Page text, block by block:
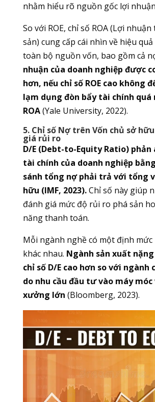
nhằm hiểu rõ nguồn gốc lợi
So với ROE, chỉ số ROA (Lợi
sản) cung cấp cái nhìn về hiệu
toàn bộ nguồn vốn, bao gồm cả
nhuận của doanh nghiệp được
hơn, nếu chỉ số ROE cao không
lạm dụng đòn bẩy tài chính quá
ROA(Yale University, 2022).
5. Chỉ số Nợ trên Vốn chủ sở
giá rủi ro
D/E (Debt-to-Equity Ratio) phản
tài chính của doanh nghiệp
sánh tổng nợ phải trả với tổng
hữu (IMF, 2023).Chỉ số này giúp
đánh giá mức độ rủi ro phá sản
năng thanh toán.
Mỗi ngành nghề có một định mức
khác nhau. Ngành sản xuất
chỉ số D/E cao hơn so với ngành
do nhu cầu đầu tư vào máy móc
xưởng lớn (Bloomberg, 2023).